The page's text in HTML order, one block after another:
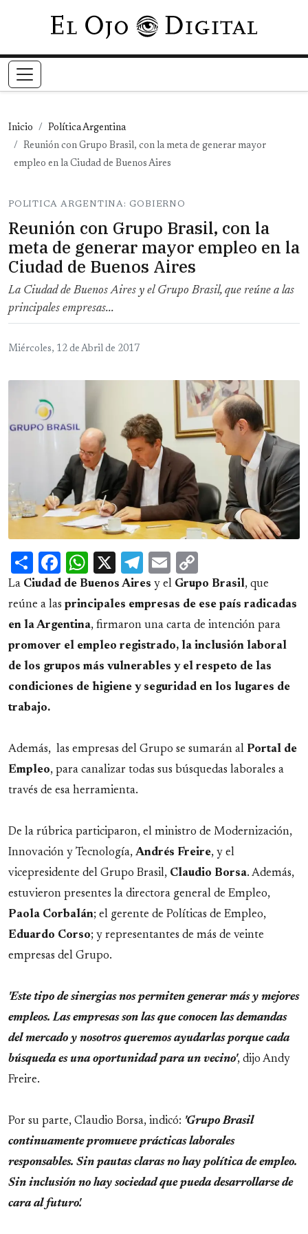
Pasar al contenido principal
Inicio
Política Argentina
Reunión con Grupo Brasil, con la meta de generar mayor
empleo en la Ciudad de Buenos Aires
POLITICA ARGENTINA: GOBIERNO
Reunión con Grupo Brasil, con la
meta de generar mayor empleo en la
Ciudad de Buenos Aires
La Ciudad de Buenos Aires y el Grupo Brasil, que reúne a las
principales empresas...
Miércoles, 12 de Abril de 2017
ShareFacebook
WhatsApp
X Telegram
Email
Link
La Ciudad de Buenos Aires y el Grupo Brasil, que
reúne a las principales empresas de ese país radicadas
en la Argentina, firmaron una carta de intención para
promover el empleo registrado, la inclusión laboral
de los grupos más vulnerables y el respeto de las
condiciones de higiene y seguridad en los lugares de
trabajo.
Además, las empresas del Grupo se sumarán al Portal de
Empleo, para canalizar todas sus búsquedas laborales a
través de esa herramienta.
De la rúbrica participaron, el ministro de Modernización,
Innovación y Tecnología, Andrés Freire, y el
vicepresidente del Grupo Brasil, Claudio Borsa. Además,
estuvieron presentes la directora general de Empleo,
Paola Corbalán; el gerente de Políticas de Empleo,
Eduardo Corso; y representantes de más de veinte
empresas del Grupo.
'Este tipo de sinergias nos permiten generar más y mejores
empleos. Las empresas son las que conocen las demandas
del mercado y nosotros queremos ayudarlas porque cada
búsqueda es una oportunidad para un vecino', dijo Andy
Freire.
Por su parte, Claudio Borsa, indicó: 'Grupo Brasil
continuamente promueve prácticas laborales
responsables. Sin pautas claras no hay política de empleo.
Sin inclusión no hay sociedad que pueda desarrollarse de
cara al futuro'.